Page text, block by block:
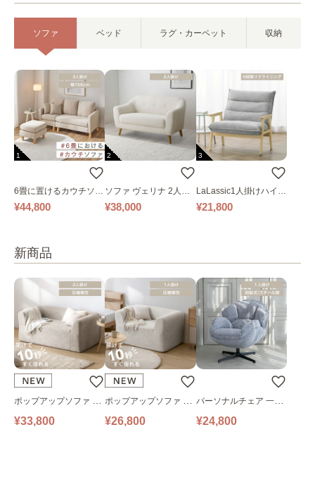
ソファ ベッド ラグ・カーペット 収納
1
6畳に置けるカウチソフ
ァ｜ベージュ
¥44,800
2
ソファ ヴェリナ 2人掛
け
¥38,000
3
LaLassic1人掛けハイバ
ックソファ ワイド
¥21,800
新商品
ポップアップソファ ソ
ファ フロアソファ 幅14
¥33,800
ポップアップソファ ソ
ファ フロアソファ 幅10
¥26,800
パーソナルチェア 一人
掛けソファ O’HANA ソ
¥24,800